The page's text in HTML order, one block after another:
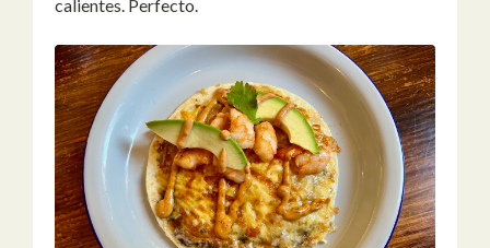
calientes. Perfecto.